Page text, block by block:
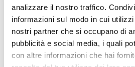
analizzare il nostro traffico.
informazioni sul modo in cui
nostri partner che si occupano di
pubblicità e social media, i quali
con altre informazioni che hai
Il